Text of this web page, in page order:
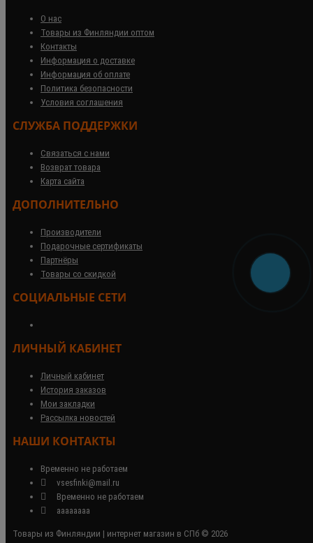
О нас
Товары из Финляндии оптом
Контакты
Информация о доставке
Информация об оплате
Политика безопасности
Условия соглашения
СЛУЖБА ПОДДЕРЖКИ
Связаться с нами
Возврат товара
Карта сайта
ДОПОЛНИТЕЛЬНО
Производители
Подарочные сертификаты
Партнёры
Товары со скидкой
СОЦИАЛЬНЫЕ СЕТИ
ЛИЧНЫЙ КАБИНЕТ
Личный кабинет
История заказов
Мои закладки
Рассылка новостей
НАШИ КОНТАКТЫ
Временно не работаем
vsesfinki@mail.ru
Временно не работаем
аааааааа
Товары из Финляндии | интернет магазин в СПб © 2026